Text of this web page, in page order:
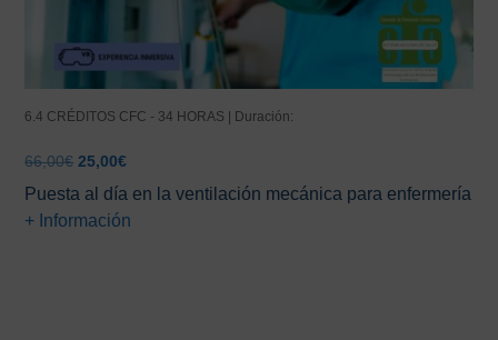
6.4 CRÉDITOS CFC - 34 HORAS | Duración:
66,00€ El
precio
original
era:
25,00€El
actual
es:
Puesta al día en la ventilación mecánica para enfermería
+ Información